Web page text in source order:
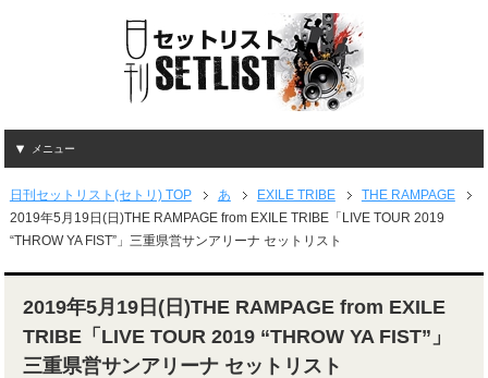
メニュー
日刊セットリスト(セトリ) TOP あ EXILE TRIBE
THE RAMPAGE
2019年5月19日(日)THE RAMPAGE from EXILE TRIBE「LIVE TOUR 2019
“THROW YA FIST”」三重県営サンアリーナ セットリスト
2019年5月19日(日)THE RAMPAGE from EXILE
TRIBE「LIVE TOUR 2019 “THROW YA FIST”」
三重県営サンアリーナ セットリスト